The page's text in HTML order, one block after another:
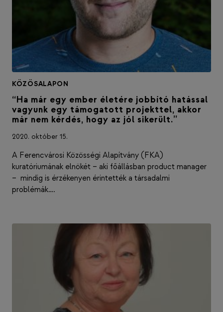
KÖZÖSALAPON
“Ha már egy ember életére jobbító hatással
vagyunk egy támogatott projekttel, akkor
már nem kérdés, hogy az jól sikerült.”
2020. október 15.
A Ferencvárosi Közösségi Alapítvány (FKA)
kuratóriumának elnökét – aki főállásban product manager
– mindig is érzékenyen érintették a társadalmi
problémák….